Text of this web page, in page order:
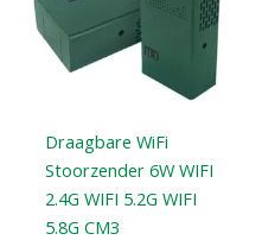
Draagbare WiFi
Stoorzender 6W WIFI
2.4G WIFI 5.2G WIFI
5.8G CM3